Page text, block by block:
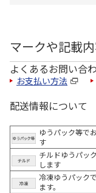
マークや記載
よくあるお問い合
お支払い方法
配送情報について
ゆうパック等で
す
チルドゆうパッ
します
冷凍ゆうパック
ます。